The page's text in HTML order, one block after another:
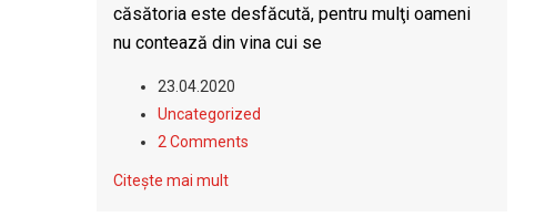
căsătoria este desfăcută, pentru mulţi oameni
nu contează din vina cui se
23.04.2020
Uncategorized
2 Comments
Citește mai mult